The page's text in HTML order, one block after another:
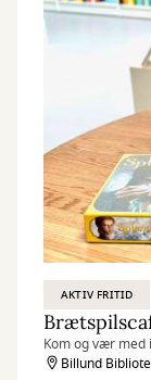
AKTIV FRITID
Kom og vær
Billund